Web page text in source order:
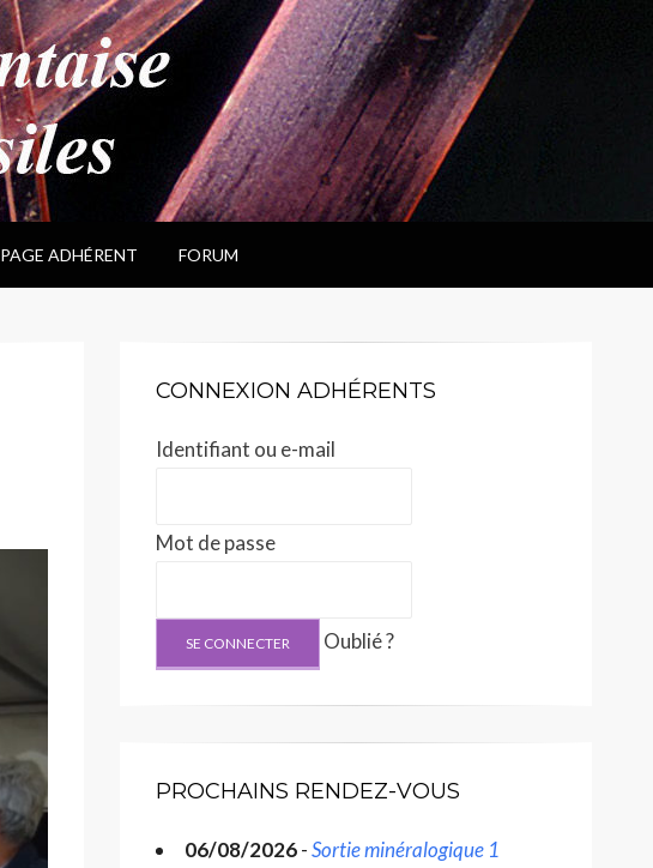
PAGE ADHÉRENT FORUM
CONNEXION ADHÉRENTS
Identifiant ou e-mail
Mot de passe
Oublié ?
PROCHAINS RENDEZ-VOUS
06/08/2026-Sortie minéralogique 1